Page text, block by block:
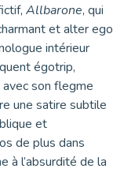
Allbarone, qui
et alter ego
intérieur
égotrip,
avec son flegme
une satire subtile
et
de plus dans
à l’absurdité de la